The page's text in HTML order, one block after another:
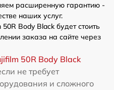
расширенную гарантию -
наших услуг.
Body Black будет стоить
заказа на сайте через
50R Body Black
не требует
и сложного